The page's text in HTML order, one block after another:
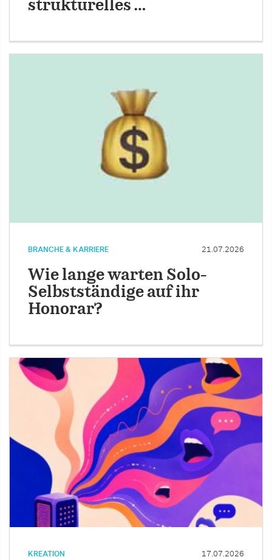
strukturelles …
BRANCHE & KARRIERE 21.07.2026
Wie lange warten Solo-
Selbstständige auf ihr
Honorar?
KREATION 17.07.2026